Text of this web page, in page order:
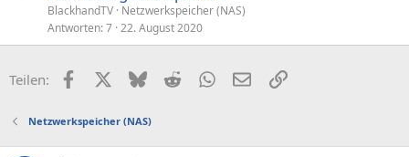
BlackhandTV Netzwerkspeicher (NAS)
Antworten 7 22. August 2020
Teilen: FacebookX (Twitter)
BlueskyRedditWhatsApp
E-MailLink
Netzwerkspeicher (NAS)